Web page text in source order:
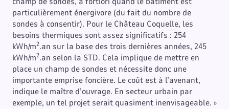
particulièrement énergivore (du fait du nombre de
sondes à consentir). Pour le Château Coquelle, les
besoins thermiques sont assez significatifs : 254
kWh/m2.an sur la base des trois dernières années, 245
kWh/m2.an selon la STD. Cela implique de mettre en
place un champ de sondes et nécessite donc une
importante emprise foncière. Le coût est à l’avenant,
indique le maître d’ouvrage. En secteur urbain par
exemple, un tel projet serait quasiment inenvisageable. »